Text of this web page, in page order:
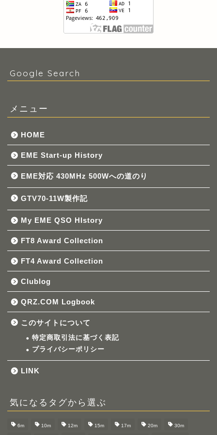
Google Search
メニュー
HOME
EME Start-up History
EME対応 430MHz 500Wへの道のり
GTV70-11W製作記
My EME QSO HIstory
FT8 Award Collection
FT4 Award Collection
Clublog
QRZ.COM Logbook
このサイトについて
特定商取引法に基づく表記
プライバシーポリシー
LINK
気になるタグから選ぶ
6m 10m 12m 15m 17m 20m 30m